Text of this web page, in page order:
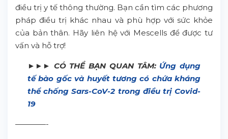
điều trị y tế thông thường. Bạn cần tìm các phương
pháp điều trị khác nhau và phù hợp với sức khỏe
của bản thân. Hãy liên hệ với Mescells để được tư
vấn và hỗ trợ!
►►► CÓ THỂ BẠN QUAN TÂM: Ứng dụng
tế bào gốc và huyết tương có chứa kháng
thể chống Sars-CoV-2 trong điều trị Covid-
19
————-